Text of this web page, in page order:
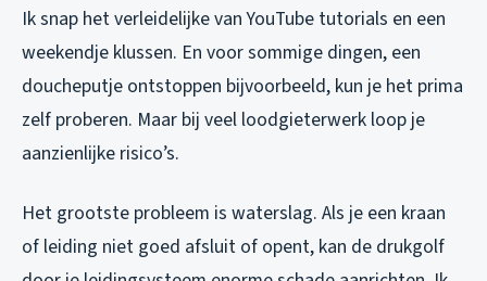
Ik snap het verleidelijke van YouTube tutorials en een
weekendje klussen. En voor sommige dingen, een
doucheputje ontstoppen bijvoorbeeld, kun je het prima
zelf proberen. Maar bij veel loodgieterwerk loop je
aanzienlijke risico’s.
Het grootste probleem is waterslag. Als je een kraan
of leiding niet goed afsluit of opent, kan de drukgolf